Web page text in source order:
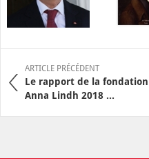
ARTICLE PRÉCÉDENT
Le rapport de la fondation
Anna Lindh 2018 ...